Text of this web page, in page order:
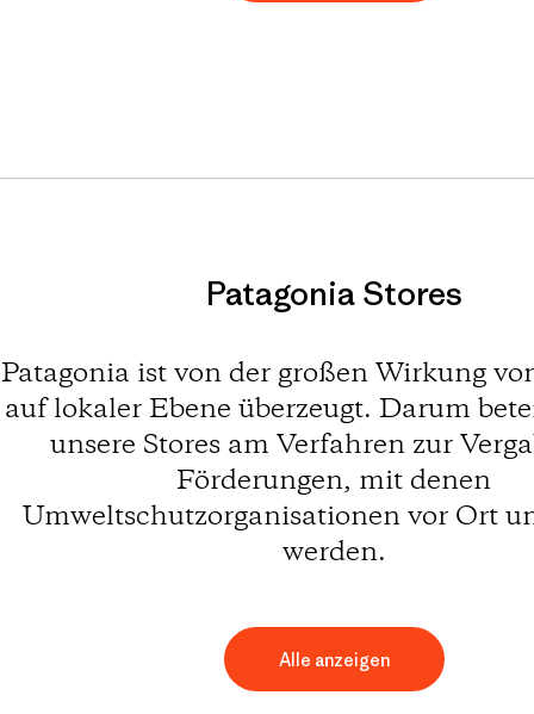
Patagonia Stores
Patagonia ist von der großen Wirkung
auf lokaler Ebene überzeugt. Darum
unsere Stores am Verfahren zur
Förderungen, mit denen
Umweltschutzorganisationen vor Ort
werden.
Alle anzeigen